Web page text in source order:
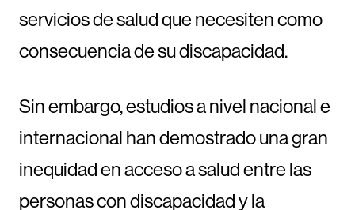
servicios de salud que necesiten como
consecuencia de su discapacidad.
Sin embargo, estudios a nivel nacional e
internacional han demostrado una gran
inequidad en acceso a salud entre las
personas con discapacidad y la